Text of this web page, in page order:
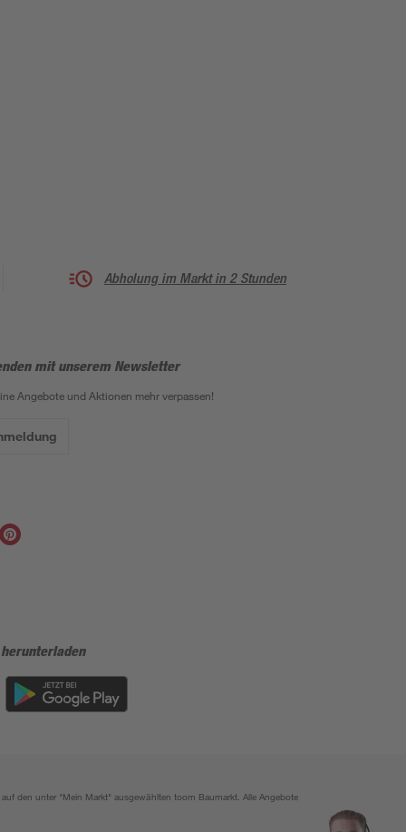
Abholung im Markt in 2 Stunden
mit unserem Newsletter
Angebote und Aktionen mehr verpassen!
den unter "Mein Markt" ausgewählten toom Baumarkt. Alle Angebote